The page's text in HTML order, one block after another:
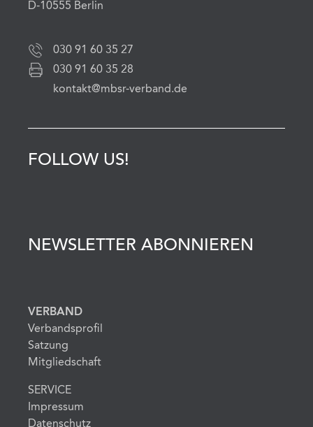
D-10555 Berlin
030 91 60 35 27
030 91 60 35 28
kontakt@mbsr-verband.de
FOLLOW US!
NEWSLETTER ABONNIEREN
VERBAND
Verbandsprofil
Satzung
Mitgliedschaft
SERVICE
Impressum
Datenschutz